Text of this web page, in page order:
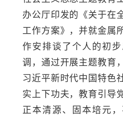
办公厅印发的《关于在
工作方案》，并就金属
作安排谈了个人的初
调，通过开展主题教育
习近平新时代中国特色
实上下功夫，教育引导
正本清源、固本培元